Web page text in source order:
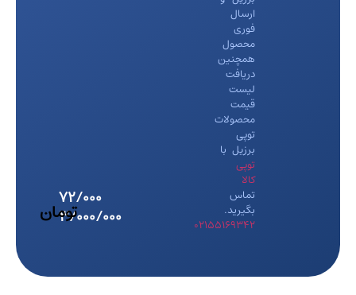
ارسال
فوری
محصول
همچنین
دریافت
لیست
قیمت
محصولات
توپی
برزیل با
توپی
کالا
تماس
بگیرید.
02155169342